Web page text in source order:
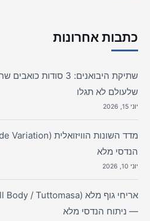
כתבות אחרונות
שתיקת היבואנים: 3
שלעולם לא תגלו
יוני 15, 2026
הנדסי מלא
יוני 10, 2026
— ניתוח הנדסי מלא